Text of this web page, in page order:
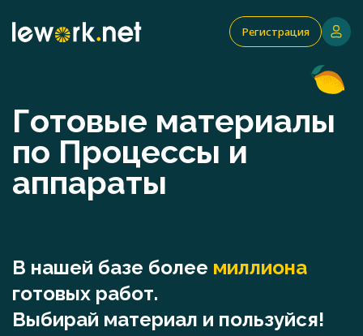
Регистрация
Готовые материалы
по Процессы и
аппараты
В нашей базе более миллиона
готовых работ.
Выбирай материал и пользуйся!